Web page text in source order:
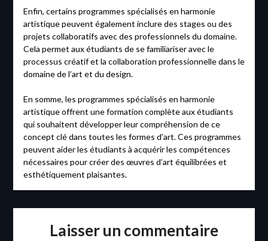
Enfin, certains programmes spécialisés en harmonie
artistique peuvent également inclure des stages ou des
projets collaboratifs avec des professionnels du domaine.
Cela permet aux étudiants de se familiariser avec le
processus créatif et la collaboration professionnelle dans le
domaine de l’art et du design.
En somme, les programmes spécialisés en harmonie
artistique offrent une formation complète aux étudiants
qui souhaitent développer leur compréhension de ce
concept clé dans toutes les formes d’art. Ces programmes
peuvent aider les étudiants à acquérir les compétences
nécessaires pour créer des œuvres d’art équilibrées et
esthétiquement plaisantes.
Laisser un commentaire